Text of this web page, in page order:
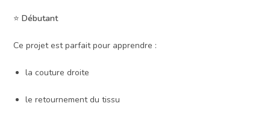
⭐Débutant
Ce projet est parfait pour apprendre :
la couture droite
le retournement du tissu